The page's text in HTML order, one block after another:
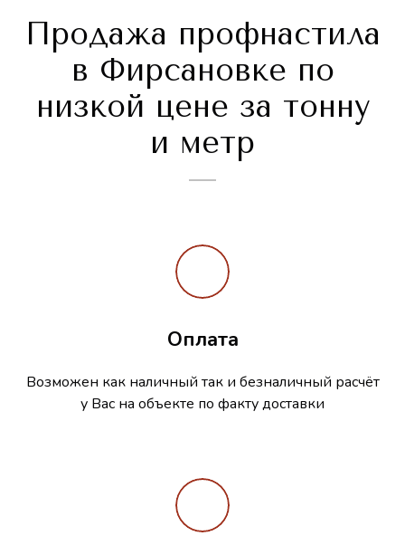
Продажа профнастила
в Фирсановке по
низкой цене за тонну
и метр
Оплата
Возможен как наличный так и безналичный расчёт
у Вас на объекте по факту доставки